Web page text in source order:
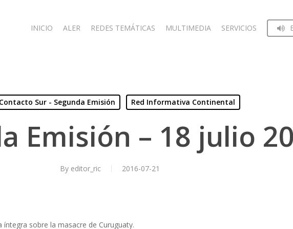
INICIO ALER REDES TEMÁTICAS MULTIMEDIA SERVICIOS
Contacto Sur - Segunda Emisión Red Informativa Continental
Emisión – 18 julio
By editor_ric 2016-07-21
sobre la masacre de Curuguaty.